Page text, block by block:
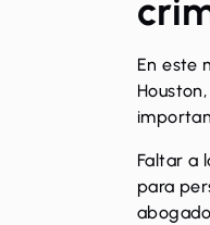
En este
Faltar a
para